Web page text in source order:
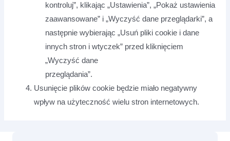
kontroluj”, klikając „Ustawienia”, „Pokaż ustawienia
zaawansowane” i „Wyczyść dane przeglądarki”, a
następnie wybierając „Usuń pliki cookie i dane
innych stron i wtyczek” przed kliknięciem
„Wyczyść dane
przeglądania”.
Usunięcie plików cookie będzie miało negatywny
wpływ na użyteczność wielu stron internetowych.